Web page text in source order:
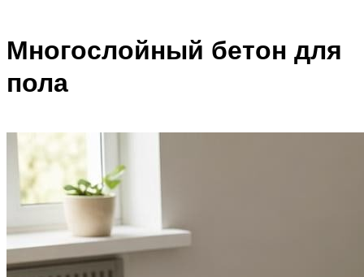
Многослойный бетон для
пола